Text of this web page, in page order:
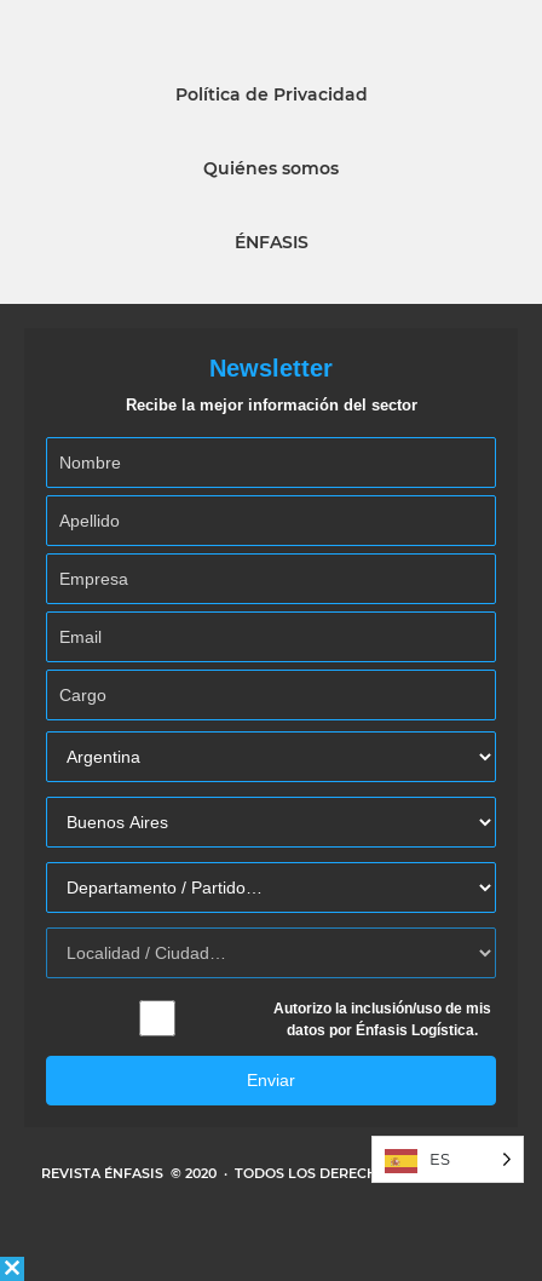
Política de Privacidad
Quiénes somos
ÉNFASIS
Newsletter
Recibe la mejor información del sector
Autorizo la inclusión/uso de mis
datos por Énfasis Logística.
Enviar
REVISTA ÉNFASIS © 2020 · TODOS LOS DERECHOS RESERVADOS
ES